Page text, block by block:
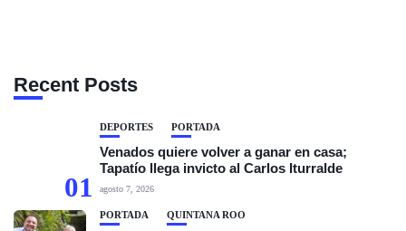
Recent Posts
01
DEPORTES PORTADA
Venados quiere volver a ganar en casa;
Tapatío llega invicto al Carlos Iturralde
agosto 7, 2026
PORTADA QUINTANA ROO